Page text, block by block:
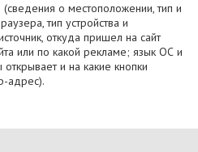
о местоположении, тип и
тип устройства и
откуда пришел на сайт
или по какой рекламе; язык ОС и
и на какие кнопки
адрес).